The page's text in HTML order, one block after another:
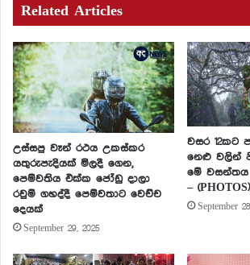
Related Articles
උස්සපු වෑන් රථය උකස්කර
යතුරුපැදියක් මිලදී ගෙන,
පෙම්වතිය එක්ක ජෝඩු දාලා
රවුම් ගහද්දී පෙම්වතාට වෙච්ච
දෙයක්
September 29, 2025
වසර 12කට
නෙළු වලින්
මේ වසන්තය
– (PHOTOS)
September